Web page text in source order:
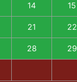
14 15
21 22
28 29